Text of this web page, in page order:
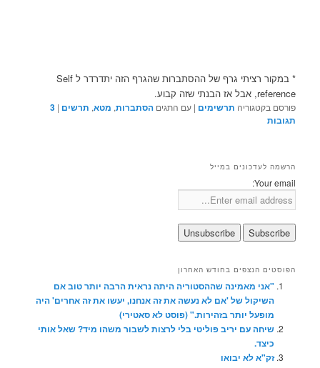
* במקור רציתי גרף של ההסתברות שהגרף הזה יתדרדר ל Self
reference, אבל אז הבנתי שזה קבוע.
פורסם בקטגוריה תרשימים |עם התגים הסתברות, מטא, תרשים |
3
תגובות
הרשמה לעדכונים במייל
Your email:
הפוסטים הנצפים בחודש האחרון
"אני מאמינה שההסטוריה היתה נראית הרבה יותר טוב אם
השיקול של 'אם לא נעשה את זה אנחנו, יעשו את זה אחרים' היה
מופעל יותר בזהירות." (פוסט לא סאטירי)
שיחה עם יריב פוליטי בלי לרצות לשבור משהו מיד? שאל אותי
כיצד.
זק"א לא יבואו